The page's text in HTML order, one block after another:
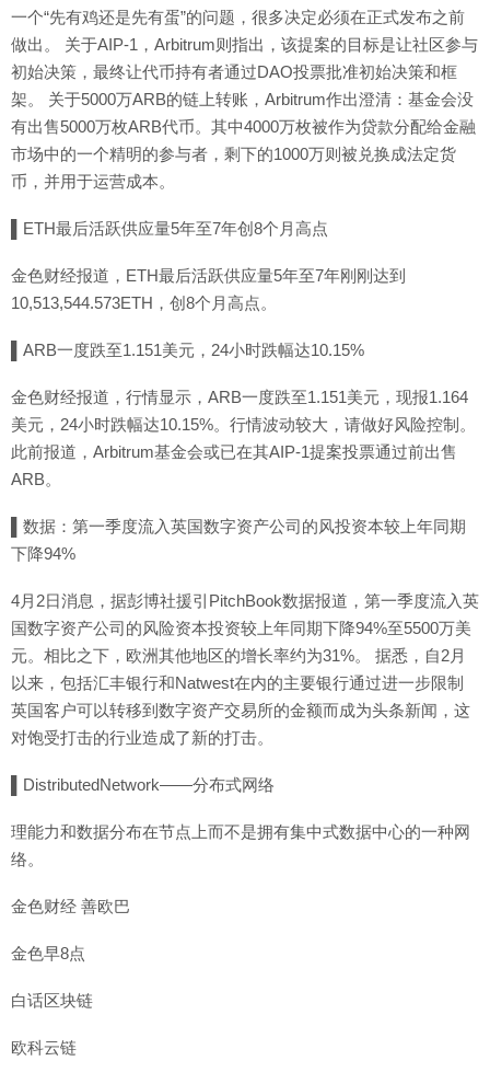
一个“先有鸡还是先有蛋”的问题，很多决定必须在正式发布之前
做出。 关于AIP-1，Arbitrum则指出，该提案的目标是让社区参与
初始决策，最终让代币持有者通过DAO投票批准初始决策和框
架。 关于5000万ARB的链上转账，Arbitrum作出澄清：基金会没
有出售5000万枚ARB代币。其中4000万枚被作为贷款分配给金融
市场中的一个精明的参与者，剩下的1000万则被兑换成法定货
币，并用于运营成本。
▌ETH最后活跃供应量5年至7年创8个月高点
金色财经报道，ETH最后活跃供应量5年至7年刚刚达到
10,513,544.573ETH，创8个月高点。
▌ARB一度跌至1.151美元，24小时跌幅达10.15%
金色财经报道，行情显示，ARB一度跌至1.151美元，现报1.164
美元，24小时跌幅达10.15%。行情波动较大，请做好风险控制。
此前报道，Arbitrum基金会或已在其AIP-1提案投票通过前出售
ARB。
▌数据：第一季度流入英国数字资产公司的风投资本较上年同期
下降94%
4月2日消息，据彭博社援引PitchBook数据报道，第一季度流入英
国数字资产公司的风险资本投资较上年同期下降94%至5500万美
元。相比之下，欧洲其他地区的增长率约为31%。 据悉，自2月
以来，包括汇丰银行和Natwest在内的主要银行通过进一步限制
英国客户可以转移到数字资产交易所的金额而成为头条新闻，这
对饱受打击的行业造成了新的打击。
▌DistributedNetwork——分布式网络
理能力和数据分布在节点上而不是拥有集中式数据中心的一种网
络。
金色财经 善欧巴
金色早8点
白话区块链
欧科云链